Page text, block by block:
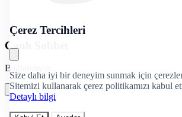
Çerez Tercihleri
Size daha iyi bir deneyim sunmak için
Sitemizi kullanarak çerez politikamızı kabul
Detaylı bilgi
Canlı Sohbet
Bağlanılıyor...